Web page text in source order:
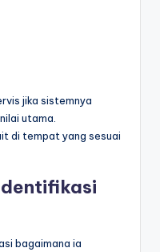
jika sistemnya
utama.
di tempat yang sesuai
bagaimana ia